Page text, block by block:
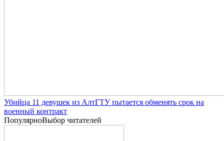
Убийца 11 девушек из АлтГТУ пытается обменять срок на
военный контракт
ПопулярноВыбор читателей